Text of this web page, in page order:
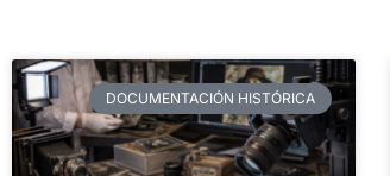
DOCUMENTACIÓN HISTÓRICA